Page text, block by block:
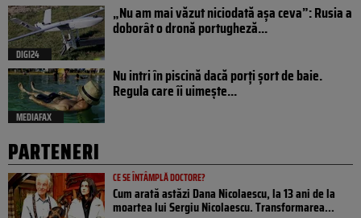
DIGI24
„Nu am mai văzut niciodată așa ceva”: Rusia a
doborât o dronă portugheză...
MEDIAFAX
Nu intri în piscină dacă porți șort de baie.
Regula care îi uimește...
PARTENERI
CE SE ÎNTÂMPLĂ DOCTORE?
Cum arată astăzi Dana Nicolaescu, la 13 ani de la
moartea lui Sergiu Nicolaescu. Transformarea...